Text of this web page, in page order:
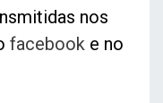
nos
facebook e no